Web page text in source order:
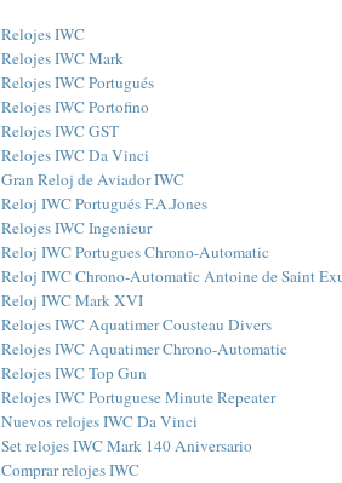
Relojes IWC
Relojes IWC Mark
Relojes IWC Portugués
Relojes IWC Portofino
Relojes IWC GST
Relojes IWC Da Vinci
Gran Reloj de Aviador IWC
Reloj IWC Portugués F.A.Jones
Relojes IWC Ingenieur
Reloj IWC Portugues Chrono-Automatic
Reloj IWC Chrono-Automatic Antoine de Saint
Reloj IWC Mark XVI
Relojes IWC Aquatimer Cousteau Divers
Relojes IWC Aquatimer Chrono-Automatic
Relojes IWC Top Gun
Relojes IWC Portuguese Minute Repeater
Nuevos relojes IWC Da Vinci
Set relojes IWC Mark 140 Aniversario
Comprar relojes IWC